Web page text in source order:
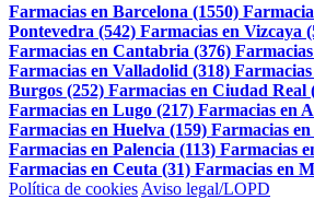
Farmacias en Barcelona (1550)
Pontevedra (542) Farmacias en Vizcaya
Farmacias en Cantabria (376)
Farmacias en Valladolid (318)
Burgos (252) Farmacias en Ciudad Real
Farmacias en Lugo (217) Farmacias en
Farmacias en Huelva (159) Farmacias
Farmacias en Palencia (113) Farmacias
Farmacias en Ceuta (31) Farmacias en
Política de cookies Aviso legal/LOPD